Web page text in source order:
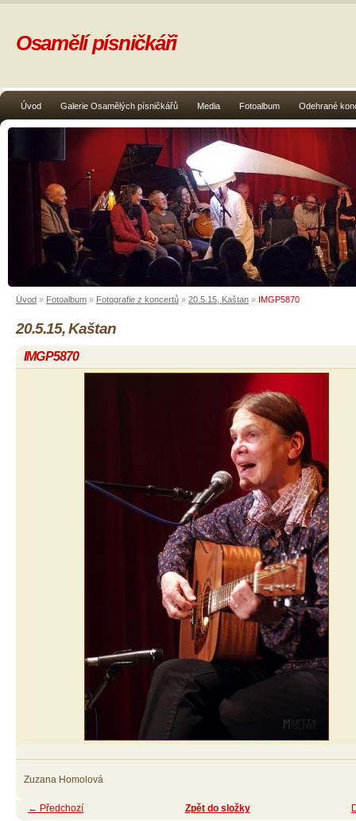
Úvod Galerie Osamělých písničkářů Media Fotoalbum Odehrané
Osamělí písničkáři
Úvod » Fotoalbum » Fotografie z koncertů » 20.5.15, Kaštan » IMGP5870
20.5.15, Kaštan
IMGP5870
Zuzana Homolová
← Předchozí Zpět do složky